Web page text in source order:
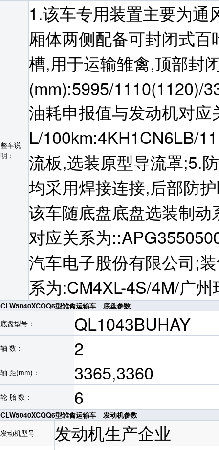
整车说
明：
1.该车专用装置主要为
厢体两侧配备可封闭式
槽,用于运输雏禽,顶部封
(mm):5995/1110(1120)/
油耗申报值与发动机对应
L/100km:4KH1CN6LB/
流板,选装原型导流罩;5.
均采用焊接连接,后部防
该车随底盘底盘选装制
对应关系为
汽车电子股份有限公司;
系为:CM4XL-4S/4M/广
CLW5040XCQQ6型雏禽运输车 底盘参数
底盘型号：
QL1043BUHAY
轴 数： 2
轴 距(mm)： 3365,3360
轮 胎 数： 6
CLW5040XCQQ6型雏禽运输车 发动机参数
发动机型号
发动机生产企业